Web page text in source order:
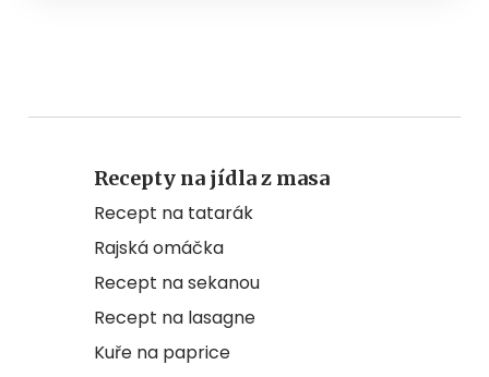
Recepty na jídla z masa
Recept na tatarák
Rajská omáčka
Recept na sekanou
Recept na lasagne
Kuře na paprice